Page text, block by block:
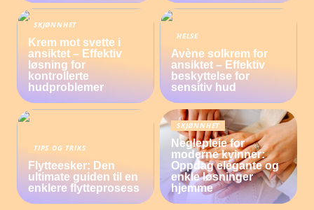
SKJØNNHET
Krem mot svette i
ansiktet – Effektiv
løsning for
kontrollerte
hudproblemer
HELSE
Avène solkrem for
ansiktet – Effektiv
beskyttelse for
sensitiv hud
TIPS OG TRIKS
Flytteesker: Den
ultimate guiden til en
enklere flytteprosess
SKJØNNHET
Neglepleie for
moderne kvinner:
Oppdag elegante og
enkle løsninger
hjemme